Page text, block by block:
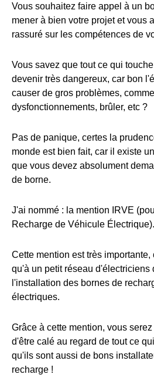
Vous souhaitez faire appel à un
mener à bien votre projet et vous
rassuré sur les compétences de
Vous savez que tout ce qui
devenir très dangereux, car bon
causer de gros problèmes,
dysfonctionnements, brûler, etc ?
Pas de panique, certes la
monde est bien fait, car il existe
que vous devez absolument
de borne.
J'ai nommé : la mention IRVE
Recharge de Véhicule Électrique).
Cette mention est très
qu'à un petit réseau d'électriciens
l'installation des bornes de
électriques.
Grâce à cette mention, vous
d'être calé au regard de tout ce
qu'ils sont aussi de bons
recharge !